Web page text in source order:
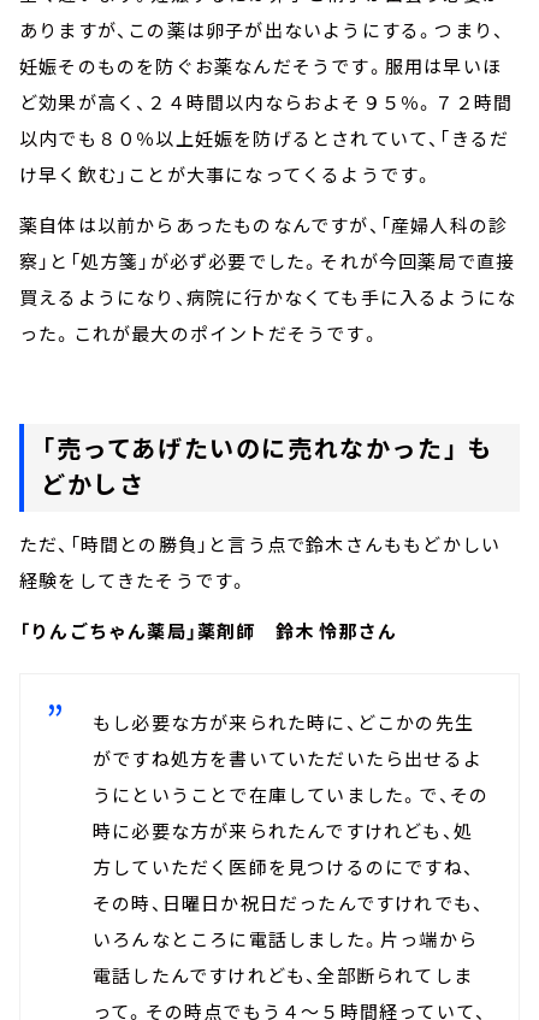
ありますが、この薬は卵子が出ないようにする。つまり、
妊娠そのものを防ぐお薬なんだそうです。服用は早いほ
ど効果が高く、２４時間以内ならおよそ９５％。７２時間
以内でも８０％以上妊娠を防げるとされていて、「きるだ
け早く飲む」ことが大事になってくるようです。
薬自体は以前からあったものなんですが、「産婦人科の診
察」と「処方箋」が必ず必要でした。それが今回薬局で直接
買えるようになり、病院に行かなくても手に入るようにな
った。これが最大のポイントだそうです。
「売ってあげたいのに売れなかった」 も
どかしさ
ただ、「時間との勝負」と言う点で鈴木さんももどかしい
経験をしてきたそうです。
「りんごちゃん薬局」薬剤師 鈴木 怜那さん
もし必要な方が来られた時に、どこかの先生
がですね処方を書いていただいたら出せるよ
うにということで在庫していました。で、その
時に必要な方が来られたんですけれども、処
方していただく医師を見つけるのにですね、
その時、日曜日か祝日だったんですけれでも、
いろんなところに電話しました。片っ端から
電話したんですけれども、全部断られてしま
って。その時点でもう４～５時間経っていて、